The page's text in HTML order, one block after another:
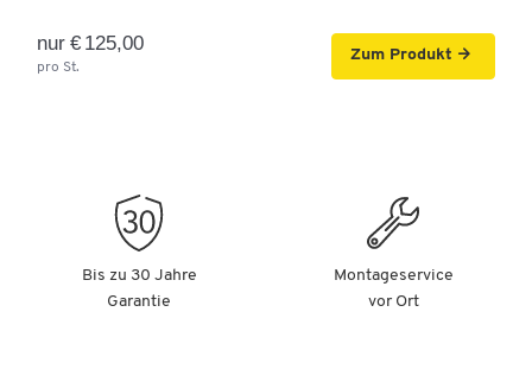
nur € 125,00
pro St.
Zum Produkt
Bis zu 30 Jahre
Garantie
Montageservice
vor Ort